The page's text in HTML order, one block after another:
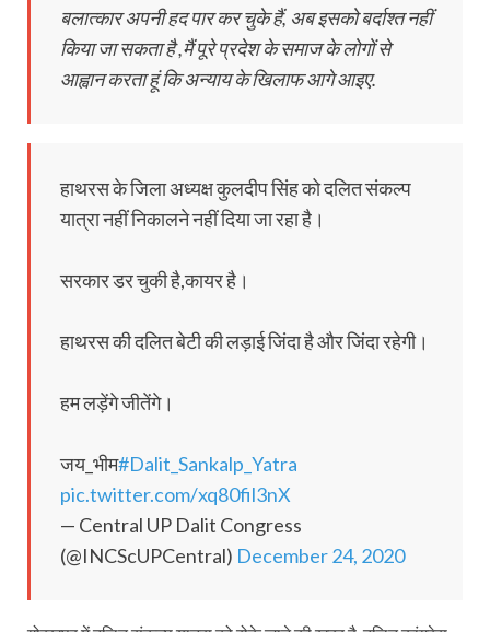
बलात्कार अपनी हद पार कर चुके हैं, अब इसको बर्दाश्त नहीं
किया जा सकता है ,मैं पूरे प्रदेश के समाज के लोगों से
आह्वान करता हूं कि अन्याय के खिलाफ आगे आइए.
हाथरस के जिला अध्यक्ष कुलदीप सिंह को दलित संकल्प
यात्रा नहीं निकालने नहीं दिया जा रहा है।
सरकार डर चुकी है,कायर है।
हाथरस की दलित बेटी की लड़ाई जिंदा है और जिंदा रहेगी।
हम लड़ेंगे जीतेंगे।
जय_भीम#Dalit_Sankalp_Yatra
pic.twitter.com/xq80fil3nX
— Central UP Dalit Congress
(@INCScUPCentral) December 24, 2020